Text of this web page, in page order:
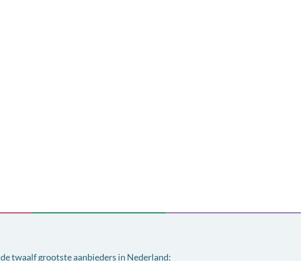
de twaalf grootste aanbieders in Nederland: